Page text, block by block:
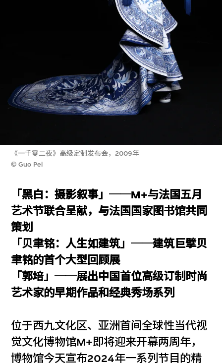
《一千零二夜》高级定制发布会，2009年
© Guo Pei
「黑白：摄影叙事」──M+与法国五月
艺术节联合呈献，与法国国家图书馆共同
策划
「贝聿铭：人生如建筑」──建筑巨擘贝
聿铭的首个大型回顾展
「郭培」──展出中国首位高级订制时尚
艺术家的早期作品和经典秀场系列
位于西九文化区、亚洲首间全球性当代视
觉文化博物馆M+即将迎来开幕两周年，
博物馆今天宣布2024年一系列节目的精